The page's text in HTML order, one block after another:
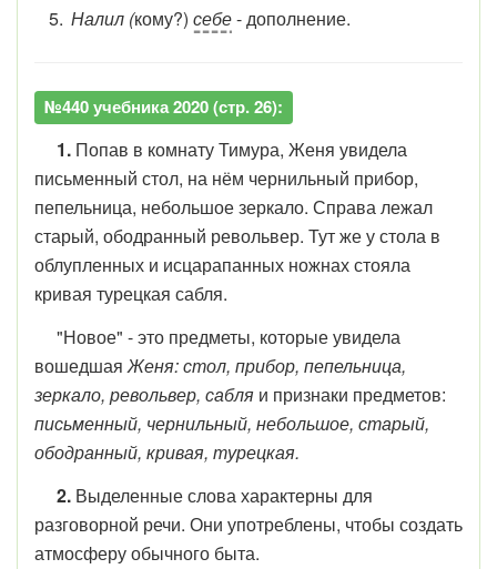
Налил (кому?) себе- дополнение.
№440 учебника 2020 (стр. 26):
1. Попав в комнату Тимура, Женя увидела
письменный стол, на нём чернильный прибор,
пепельница, небольшое зеркало. Справа лежал
старый, ободранный револьвер. Тут же у стола в
облупленных и исцарапанных ножнах стояла
кривая турецкая сабля.
"Новое" - это предметы, которые увидела
вошедшаяЖеня: стол, прибор, пепельница,
зеркало, револьвер, сабля и признаки предметов:
письменный, чернильный, небольшое, старый,
ободранный, кривая, турецкая.
2. Выделенные слова характерны для
разговорной речи. Они употреблены, чтобы создать
атмосферу обычного быта.